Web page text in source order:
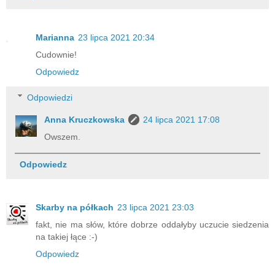
Marianna 23 lipca 2021 20:34
Cudownie!
Odpowiedz
Odpowiedzi
Anna Kruczkowska
24 lipca 2021 17:08
Owszem.
Odpowiedz
Skarby na półkach 23 lipca 2021 23:03
fakt, nie ma słów, które dobrze oddałyby uczucie siedzenia
na takiej łące :-)
Odpowiedz